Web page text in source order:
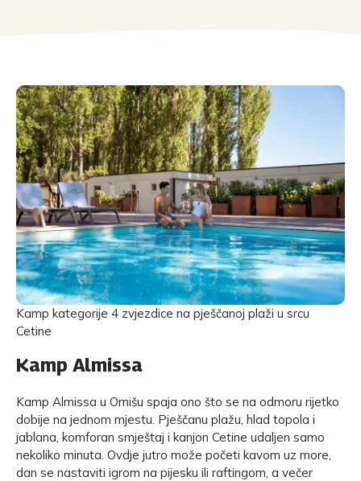
Kamp kategorije 4 zvjezdice na pješčanoj plaži u srcu
Cetine
Kamp Almissa
Kamp Almissa u Omišu spaja ono što se na odmoru rijetko
dobije na jednom mjestu. Pješčanu plažu, hlad topola i
jablana, komforan smještaj i kanjon Cetine udaljen samo
nekoliko minuta. Ovdje jutro može početi kavom uz more,
dan se nastaviti igrom na pijesku ili raftingom, a večer